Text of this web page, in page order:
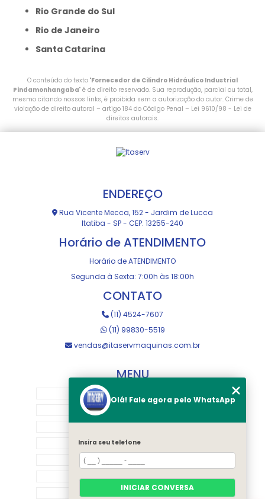
Rio Grande do Sul
Rio de Janeiro
Santa Catarina
O conteúdo do texto "Fornecedor de Cilindro Hidráulico Industrial
Pindamonhangaba" é de direito reservado. Sua reprodução, parcial ou total,
mesmo citando nossos links, é proibida sem a autorização do autor. Crime de
violação de direito autoral – artigo 184 do Código Penal – Lei 9610/98 - Lei de
direitos autorais.
ENDEREÇO
Rua Vicente Mecca, 152 - Jardim de Lucca
Itatiba - SP - CEP: 13255-240
Horário de ATENDIMENTO
Horário de ATENDIMENTO
Segunda à Sexta: 7:00h às 18:00h
CONTATO
(11) 4524-7607
(11) 99830-5519
vendas@itaservmaquinas.com.br
MENU
MANUTENÇÃO E USINAGEM
LOJA
EQUIPAMENTOS
RASTREAMENTO
CONTATO
Olá! Fale agora pelo WhatsApp
Insira seu telefone
INICIAR CONVERSA